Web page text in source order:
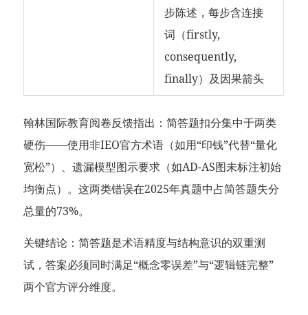
步陈述，每步含连接
词（firstly,
consequently,
finally）及因果箭头
翰林国际教育阅卷反馈指出：简答题扣分集中于两类
硬伤——使用非IEO官方术语（如用“印钱”代替“量化
宽松”）、遗漏模型图示要求（如AD-AS图未标注初始
均衡点）。这两类错误在2025年真题中占简答题失分
总量的73%。
关键结论：简答题是术语精度与结构意识的双重测
试，答案必须同时满足“概念零误差”与“逻辑链完整”
两个官方评分维度。